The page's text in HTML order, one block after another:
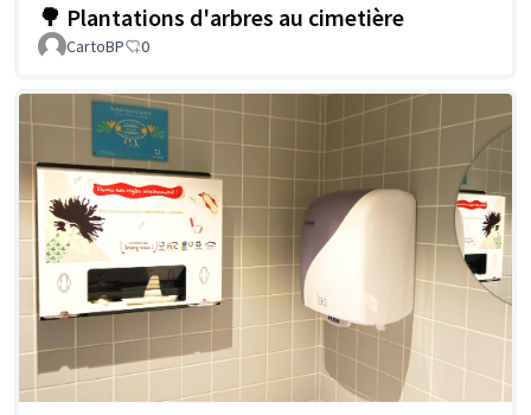
🌳 Plantations d'arbres au cimetière
CartoBP 0